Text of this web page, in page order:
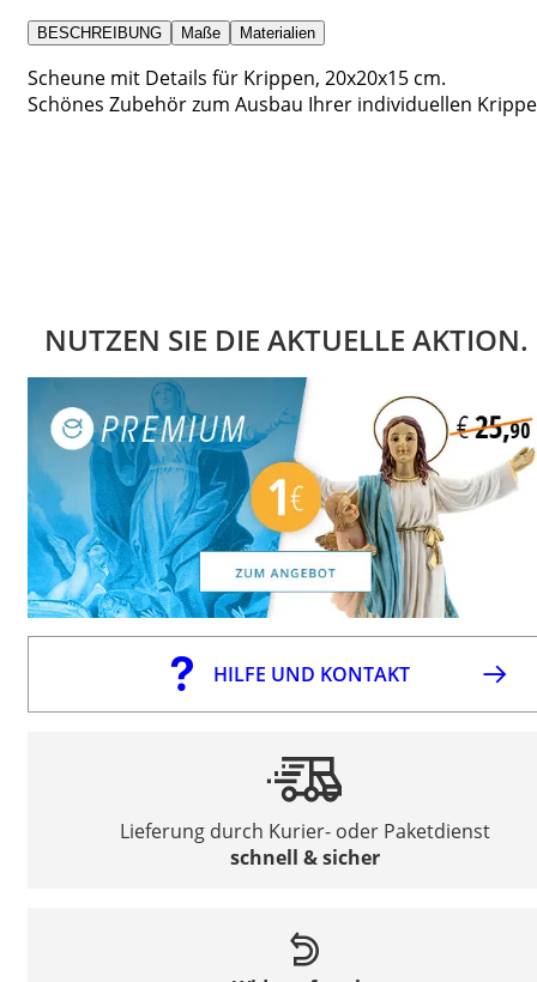
BESCHREIBUNG Maße Materialien
Scheune mit Details für Krippen, 20x20x15 cm.
Schönes Zubehör zum Ausbau Ihrer individuellen
NUTZEN SIE DIE AKTUELLE AKTION.
HILFE UND KONTAKT
Lieferung durch Kurier- oder Paketdienst
schnell & sicher